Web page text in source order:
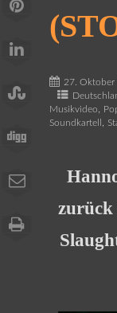
27. Oktober
Musikvideo,
Soundkartell ,
zurück